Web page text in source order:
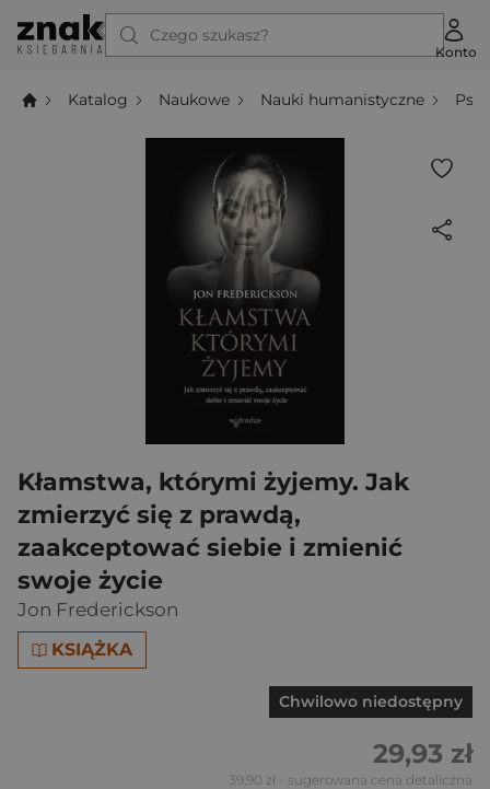
Czego szukasz?
Konto
Katalog Naukowe Nauki humanistyczne
Kłamstwa, którymi żyjemy. Jak
zmierzyć się z prawdą,
zaakceptować siebie i zmienić
swoje życie
Jon Frederickson
KSIĄŻKA
Chwilowo niedostępny
29,93 zł
39,90 zł - sugerowana cena detaliczna